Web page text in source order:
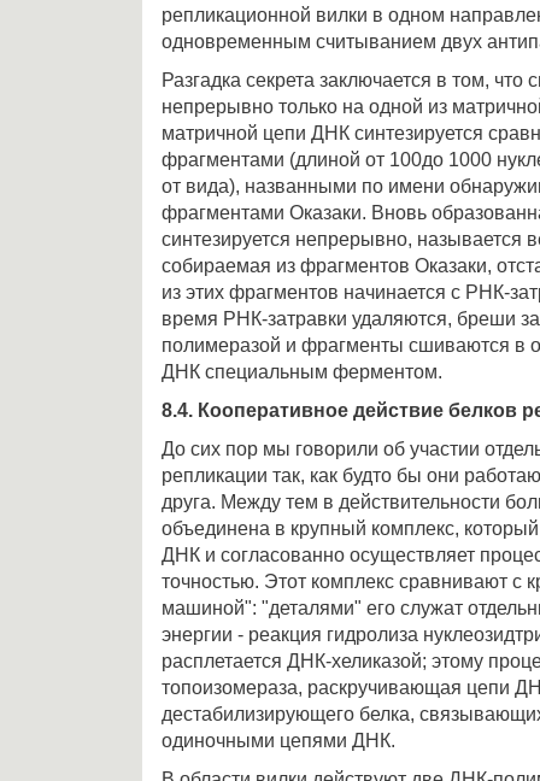
репликационной вилки в одном
одновременным считыванием двух
Разгадка секрета заключается в том, что
непрерывно только на одной из
матричной цепи ДНК синтезируется
фрагментами (длиной от 100до 1000
от вида), названными по имени
фрагментами Оказаки. Вновь
синтезируется непрерывно, называется
собираемая из фрагментов Оказаки,
из этих фрагментов начинается с РНК-
время РНК-затравки удаляются, бреши
полимеразой и фрагменты сшиваются в
ДНК специальным ферментом.
8.4. Кооперативное действие белков
До сих пор мы говорили об участии
репликации так, как будто бы они
друга. Между тем в действительности
объединена в крупный комплекс,
ДНК и согласованно осуществляет
точностью. Этот комплекс сравнивают с
машиной": "деталями" его служат
энергии - реакция гидролиза
расплетается ДНК-хеликазой; этому
топоизомераза, раскручивающая цепи
дестабилизирующего белка,
одиночными цепями ДНК.